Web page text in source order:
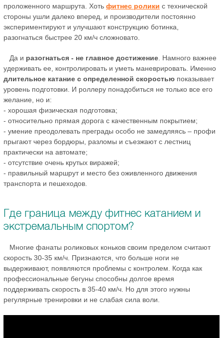
проложенного маршрута. Хоть фитнес ролики с технической
стороны ушли далеко вперед, и производители постоянно
экспериментируют и улучшают конструкцию ботинка,
разогнаться быстрее 20 км/ч сложновато.
Да и разогнаться - не главное достижение . Намного важнее
удерживать ее, контролировать и уметь маневрировать. Именно
длительное катание с определенной скоростью показывает
уровень подготовки. И роллеру понадобиться не только все его
желание, но и:
- хорошая физическая подготовка;
- относительно прямая дорога с качественным покрытием;
- умение преодолевать преграды особо не замедляясь – профи
прыгают через бордюры, разломы и съезжают с лестниц
практически на автомате;
- отсутствие очень крутых виражей;
- правильный маршрут и место без оживленного движения
транспорта и пешеходов.
Где граница между фитнес катанием и
экстремальным спортом?
Многие фанаты роликовых коньков своим пределом считают
скорость 30-35 км/ч. Признаются, что больше ноги не
выдерживают, появляются проблемы с контролем. Когда как
профессиональные бегуны способны долгое время
поддерживать скорость в 35-40 км/ч. Но для этого нужны
регулярные тренировки и не слабая сила воли.